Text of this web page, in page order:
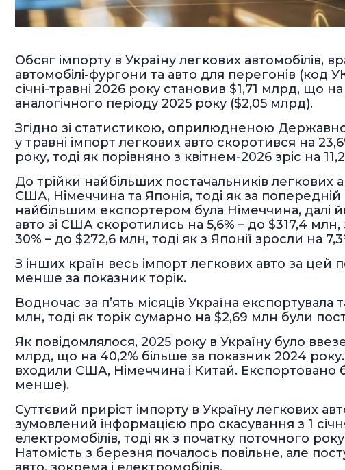
Обсяг імпорту в Україну легкових автомобілів,
автомобілі-фургони та авто для перегонів (код
січні-травні 2026 року становив $1,71 млрд, що
аналогічного періоду 2025 року ($2,05 млрд).
Згідно зі статистикою, оприлюдненою
у травні імпорт легкових авто скоротився на
року, тоді як порівняно з квітнем-2026 зріс на
До трійки найбільших постачальників легкових
США, Німеччина та Японія, тоді як за попередній
найбільшим експортером була Німеччина, далі
авто зі США скоротились на 5,6% – до $317,4
30% – до $272,6 млн, тоді як з Японії зросли на
З інших країн весь імпорт легкових авто за цей
менше за показник торік.
Водночас за п’ять місяців Україна експортувала
млн, тоді як торік сумарно на $2,69 млн були
Як повідомлялося, 2025 року в Україну було
млрд, що на 40,2% більше за показник 2024
входили США, Німеччина і Китай. Експортовано
менше).
Суттєвий приріст імпорту в Україну легкових
зумовлений інформацією про скасування з 1
електромобілів, тоді як з початку поточного
Натомість з березня почалось повільне, але
авто, зокрема і електромобілів.